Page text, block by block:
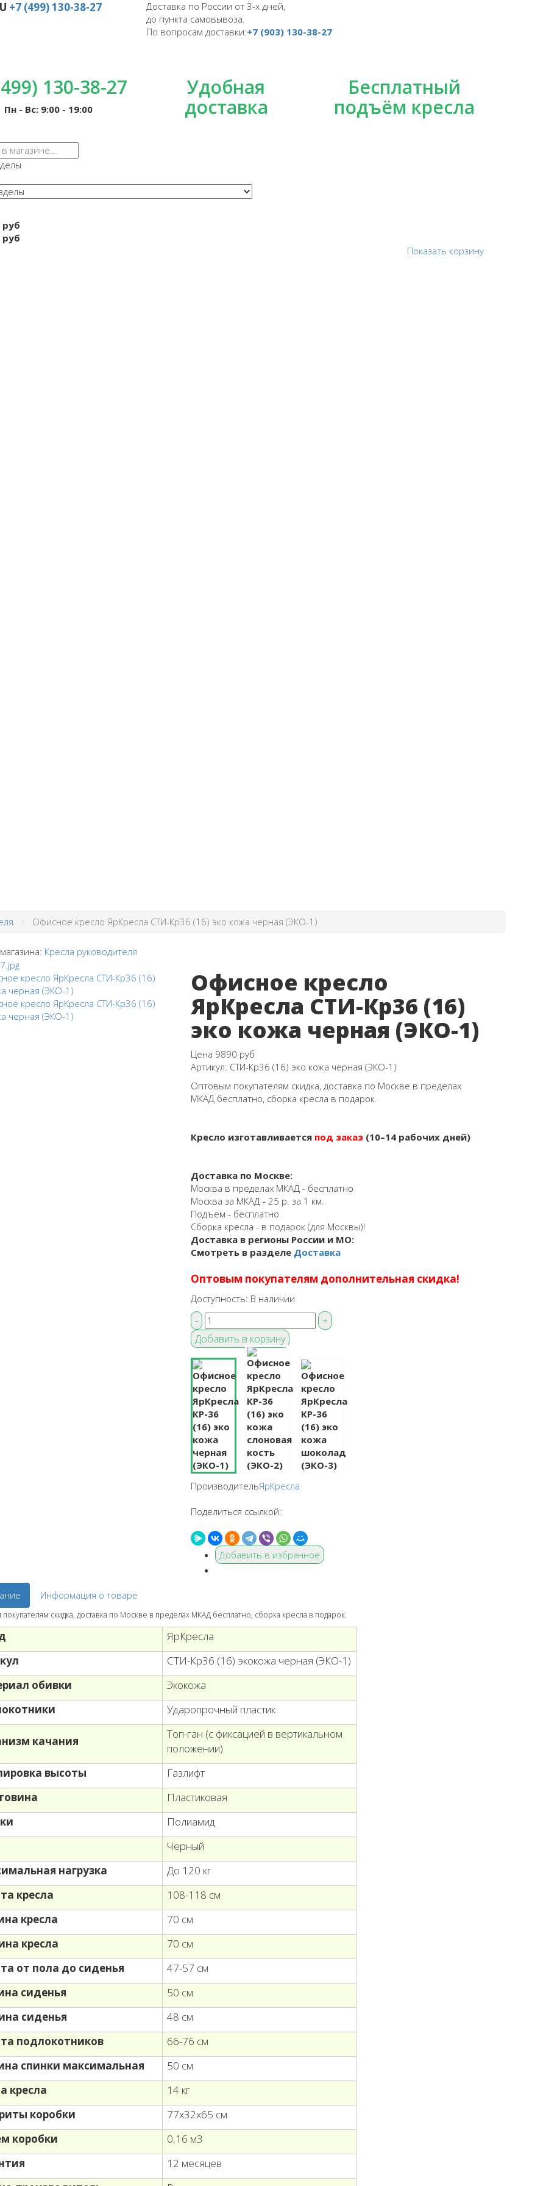
+7 (499) 130-38-27
Доставка по России от 3-х дней,
до пункта самовывоза.
По вопросам доставки:+7 (903) 130-38-27
130-38-27
Пн - Вс: 9:00 - 19:00
Удобная
доставка
Бесплатный
подъём кресла
руб
руб
Показать корзину
Офисное кресло ЯрКресла СТИ-Кр36 (16) эко кожа черная (ЭКО-1)
Кресла руководителя
Офисное кресло
ЯрКресла СТИ-Кр36 (16)
эко кожа черная (ЭКО-1)
Цена 9890 руб
Артикул: СТИ-Кр36 (16) эко кожа черная (ЭКО-1)
Оптовым покупателям скидка, доставка по Москве в пределах
МКАД бесплатно, сборка кресла в подарок.
Кресло изготавливается под заказ (10–14 рабочих дней)
Доставка по Москве:
Москва в пределах МКАД - бесплатно
Москва за МКАД - 25 р. за 1 км.
Подъем - бесплатно
Сборка кресла - в подарок (для Москвы)!
Доставка в регионы России и МО:
Смотреть в разделе Доставка
Оптовым покупателям дополнительная скидка!
Доступность: В наличии
ПроизводительЯрКресла
Поделиться ссылкой:
Добавить в избранное
Информация о товаре
скидка, доставка по Москве в пределах МКАД бесплатно, сборка кресла в подарок.
ЯрКресла
СТИ-Кр36 (16) экокожа черная (ЭКО-1)
обивки
Экокожа
Ударопрочный пластик
качания
Топ-ган (с фиксацией в вертикальном
положении)
высоты
Газлифт
Пластиковая
Полиамид
Черный
нагрузка
До 120 кг
кресла
108-118 см
кресла
70 см
кресла
70 см
от пола до сиденья
47-57 см
сиденья
50 см
сиденья
48 см
подлокотников
66-76 см
спинки максимальная
50 см
кресла
14 кг
коробки
77х32х65 см
коробки
0,16 м3
12 месяцев